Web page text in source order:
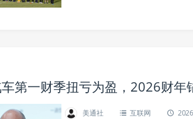
第一财季扭亏为盈，2026财年
美通社 互联网